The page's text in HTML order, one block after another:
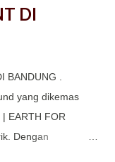
DI
BANDUNG .
yang dikemas
| EARTH FOR
Dengan